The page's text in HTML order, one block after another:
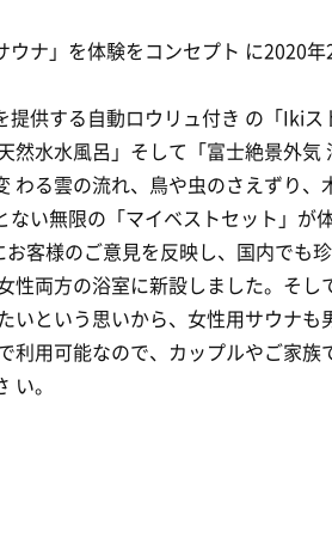
ナ」を体験をコンセプト に2020
提供する自動ロウリュ付き の「Iki
然水水風呂」そして「富士絶景外気
わる雲の流れ、鳥や虫のさえずり、
い無限の「マイベストセット」が
客様のご意見を反映し、国内でも
性両方の浴室に新設しました。そし
いという思いから、女性用サウナも
利用可能なので、カップルやご家族
い。